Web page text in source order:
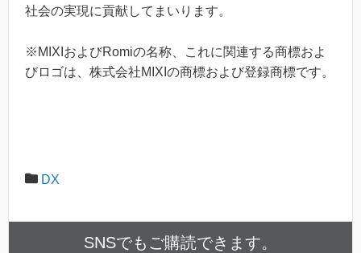
社会の実現に貢献してまいります。
※MIXIおよびRomiの名称、これに関連する商標およ
びロゴは、株式会社MIXIの商標および登録商標です。
DX
SNSでもご購読できます。